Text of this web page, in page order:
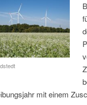
mit einem